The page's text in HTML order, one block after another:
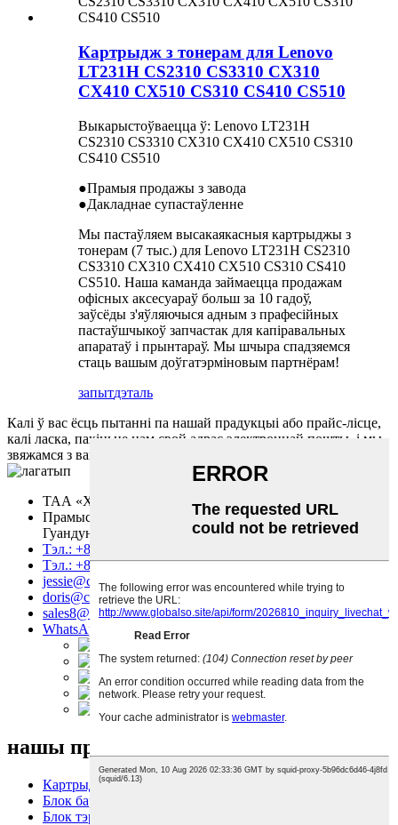
Картрыдж з тонерам для Lenovo
LT231H CS2310 CS3310 CX310
CX410 CX510 CS310 CS410 CS510
Выкарыстоўваецца ў: Lenovo LT231H
CS2310 CS3310 CX310 CX410 CX510 CS310
CS410 CS510
●Прамыя продажы з завода
●Дакладнае супастаўленне
Мы пастаўляем высакаякасныя картрыджы з
тонерам (7 тыс.) для Lenovo LT231H CS2310
CS3310 CX310 CX410 CX510 CS310 CS410
CS510. Наша каманда займаецца продажам
офісных аксесуараў больш за 10 гадоў,
заўсёды з'яўляючыся адным з прафесійных
пастаўшчыкоў запчастак для капіравальных
апаратаў і прынтараў. Мы шчыра спадзяемся
стаць вашым доўгатэрміновым партнёрам!
запытдэталь
Калі ў вас ёсць пытанні па нашай прадукцыі або прайс-лісце,
калі ласка, пакіньце нам свой адрас электроннай пошты, і мы
звяжамся з вамі на працягу 8 гадзін.
ТАА «ХОНХАЙ ТЭХНАЛОДЖЫ»
Прамысловая зона, Наньхай, горад Фошань, правінцыя
Гуандун, Кітай
Тэл.: +86 757 86771039
Тэл.: +86 14739630203
jessie@copierconsumables.com
doris@copierconsumables.com
sales8@copierconsumables.com
WhatsApp: 8614739630203
нашы прадукты
Картрыдж з тонерам
Блок барабана
Блок тэрмазамацавання